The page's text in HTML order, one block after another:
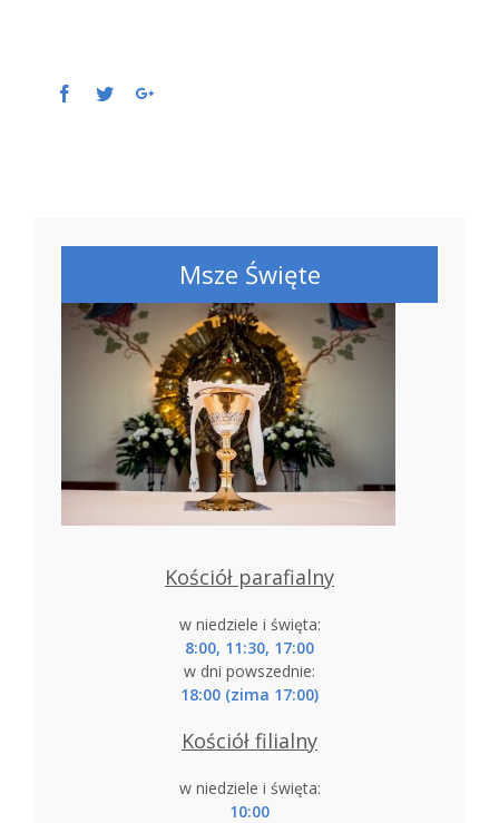
Facebook
TwitterGoogle+
Msze Święte
Kościół parafialny
w niedziele i święta:
8:00, 11:30, 17:00
w dni powszednie:
18:00 (zima 17:00)
Kościół filialny
w niedziele i święta:
10:00